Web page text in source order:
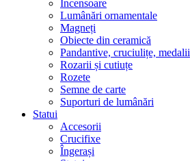
Incensoare
Lumânări ornamentale
Magneți
Obiecte din ceramică
Pandantive, cruciulițe, medalii
Rozarii și cutiuțe
Rozete
Semne de carte
Suporturi de lumânări
Statui
Accesorii
Crucifixe
Îngerași